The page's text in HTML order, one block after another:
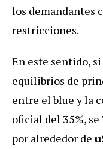
los demandantes
restricciones.
En este sentido,
equilibrios de
entre el blue y la
oficial del 35%, se
por alrededor de